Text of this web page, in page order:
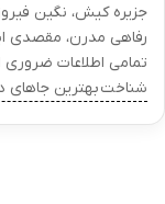
جزیره کیش، نگین
رفاهی مدرن، مقصدی
تمامی اطلاعات ضروری
شناخت بهترین جاهای